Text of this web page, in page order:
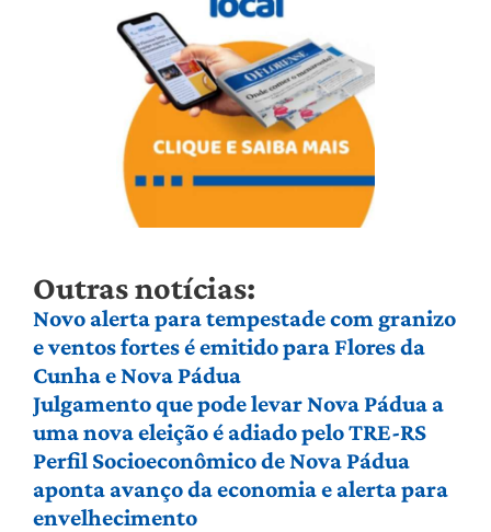
Outras notícias:
Novo alerta para tempestade com granizo
e ventos fortes é emitido para Flores da
Cunha e Nova Pádua
Julgamento que pode levar Nova Pádua a
uma nova eleição é adiado pelo TRE-RS
Perfil Socioeconômico de Nova Pádua
aponta avanço da economia e alerta para
envelhecimento